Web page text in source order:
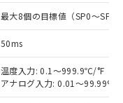
最大8個の目標値（SP0～SP7
50ms
温度入力: 0.1～999.9℃/°F（
アナログ入力: 0.01～